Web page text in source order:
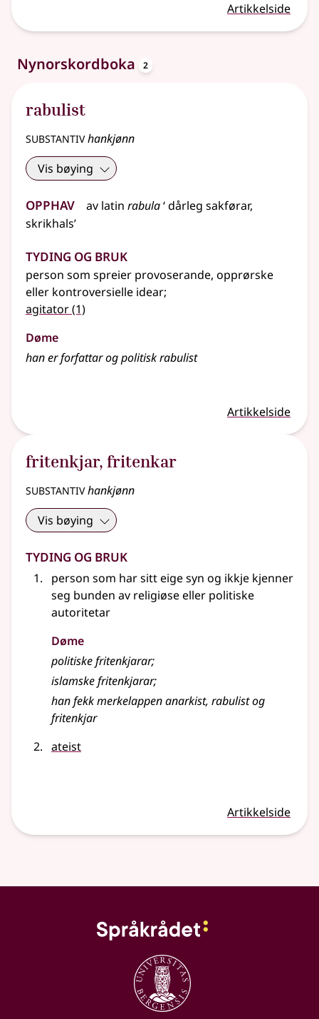
Artikkelside
Nynorskordboka 2
rabulist
substantivhankjønn
Vis bøying
Opphav av latin rabula‘ dårleg sakførar,
skrikhals’
Tyding og bruk
person som spreier provoserande, opprørske
eller kontroversielle idear;
agitator(1)
Døme
han er forfattar og politisk rabulist
Artikkelside
fritenkjar, fritenkar
substantivhankjønn
Vis bøying
Tyding og bruk
person som har sitt eige syn og ikkje kjenner
seg bunden av religiøse eller politiske
autoritetar
Døme
politiske fritenkjarar;
islamske fritenkjarar;
han fekk merkelappen anarkist, rabulist og
fritenkjar
ateist
Artikkelside